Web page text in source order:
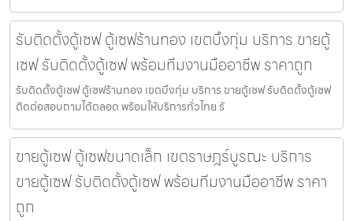
รับติดตั้งตู้เซฟ ตู้เซฟร้านทอง เขตบึงกุ่ม บริการ ขายตู้
เซฟ รับติดตั้งตู้เซฟ พร้อมทีมงานมืออาชีพ ราคาถูก
รับติดตั้งตู้เซฟ ตู้เซฟร้านทอง เขตบึงกุ่ม บริการ ขายตู้เซฟ รับติดตั้งตู้เซฟ
ติดต่อสอบถามได้ตลอด พร้อมให้บริการทั่วไทย รั
ขายตู้เซฟ ตู้เซฟขนาดเล็ก เขตราษฎร์บูรณะ บริการ
ขายตู้เซฟ รับติดตั้งตู้เซฟ พร้อมทีมงานมืออาชีพ ราคา
ถูก